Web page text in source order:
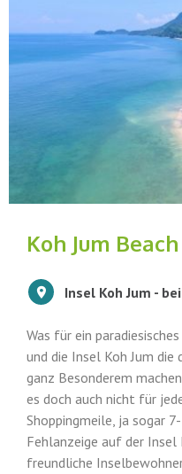
Koh Jum
Insel Koh Jum -
Was für ein
und die Insel Koh Jum
ganz Besonderem
es doch auch nicht für
Shoppingmeile, ja sogar
Fehlanzeige auf der
freundliche